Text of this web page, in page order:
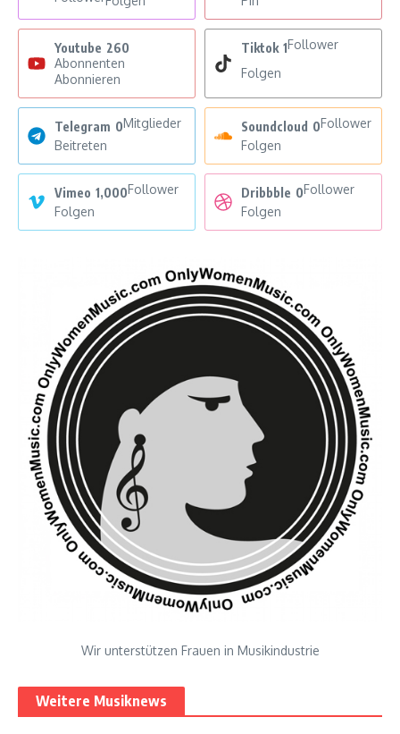
Youtube 260
Abonnenten
Abonnieren
Tiktok 1Follower
Folgen
Telegram 0Mitglieder
Beitreten
Soundcloud 0Follower
Folgen
Vimeo 1,000Follower
Folgen
Dribbble 0Follower
Folgen
Wir unterstützen Frauen in Musikindustrie
Weitere Musiknews